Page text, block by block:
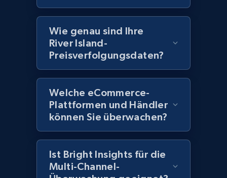
Home Depot US - Discover products by
URL, Domain, Country code, Model number,
Sku, Product id, Product name, Manufacturer,
and more.
2.1K+ 353+ Jetzt anfangen
Wie genau sind Ihre
River Island-
Preisverfolgungsdaten?
Welche eCommerce-
Plattformen und Händler
können Sie überwachen?
Ist Bright Insights für die
Multi-Channel-